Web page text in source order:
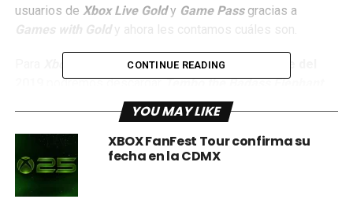
usuarios de Xbox Live Goldy Game Passgracias a
Games with Goldy ahora les contamos cuáles son.
y durantetodo el mes de Octubre del
podremos descargarTembo the Badass Elephant
juego en 2D de aventura; y del16 de Octubre al 16 de
Noviembre del 2019, podremos descargar
, justo para la época más espeluznante
del año.
CONTINUE READING
YOU MAY LIKE
XBOX FanFest Tour confirma su
fecha en la CDMX